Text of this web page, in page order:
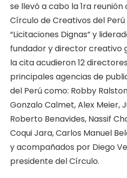
se llevó a cabo la 1ra
Círculo de Creativos del
“Licitaciones Dignas” y
fundador y director creativo
la cita acudieron 12
principales agencias de
del Perú como: Robby
Gonzalo Calmet, Alex Meier,
Roberto Benavides, Nassif
Coqui Jara, Carlos Manuel
y acompañados por Diego
presidente del Círculo.